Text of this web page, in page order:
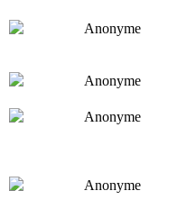
Anonyme
Anonyme
Anonyme
Anonyme